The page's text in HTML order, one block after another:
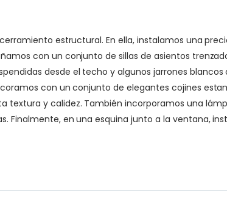
estructural. En ella, instalamos una
con un conjunto de sillas de asientos
desde el techo y algunos jarrones
con un conjunto de elegantes cojines
textura y calidez. También incorporamos una
Finalmente, en una esquina junto a la ventana,